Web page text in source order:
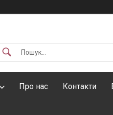
Про нас Контакти